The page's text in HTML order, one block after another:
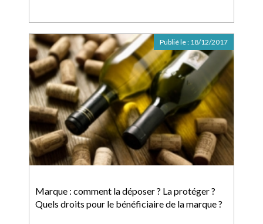
Marque : comment la déposer ? La protéger ?
Quels droits pour le bénéficiaire de la marque ?
Publié le : 18/12/2017